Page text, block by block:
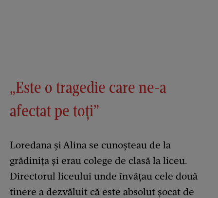
„Este o tragedie care ne-a
afectat pe toți”
Loredana și Alina se cunoșteau de la
grădinița și erau colege de clasă la liceu.
Directorul liceului unde învățau cele două
tinere a dezvăluit că este absolut șocat de